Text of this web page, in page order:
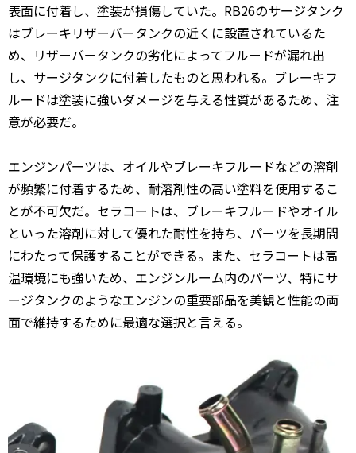
表面に付着し、塗装が損傷していた。RB26のサージタンク
はブレーキリザーバータンクの近くに設置されているた
め、リザーバータンクの劣化によってフルードが漏れ出
し、サージタンクに付着したものと思われる。ブレーキフ
ルードは塗装に強いダメージを与える性質があるため、注
意が必要だ。
エンジンパーツは、オイルやブレーキフルードなどの溶剤
が頻繁に付着するため、耐溶剤性の高い塗料を使用するこ
とが不可欠だ。セラコートは、ブレーキフルードやオイル
といった溶剤に対して優れた耐性を持ち、パーツを長期間
にわたって保護することができる。また、セラコートは高
温環境にも強いため、エンジンルーム内のパーツ、特にサ
ージタンクのようなエンジンの重要部品を美観と性能の両
面で維持するために最適な選択と言える。